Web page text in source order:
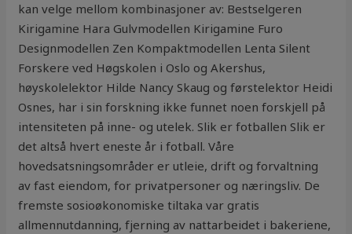
kan velge mellom kombinasjoner av: Bestselgeren
Kirigamine Hara Gulvmodellen Kirigamine Furo
Designmodellen Zen Kompaktmodellen Lenta Silent
Forskere ved Høgskolen i Oslo og Akershus,
høyskolelektor Hilde Nancy Skaug og førstelektor Heidi
Osnes, har i sin forskning ikke funnet noen forskjell på
intensiteten på inne- og utelek. Slik er fotballen Slik er
det altså hvert eneste år i fotball. Våre
hovedsatsningsområder er utleie, drift og forvaltning
av fast eiendom, for privatpersoner og næringsliv. De
fremste sosioøkonomiske tiltaka var gratis
allmennutdanning, fjerning av nattarbeidet i bakeriene,